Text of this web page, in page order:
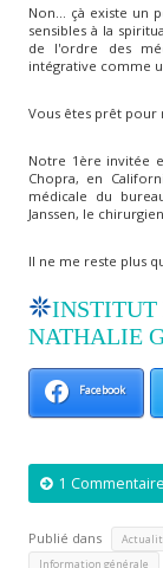
Non... çà existe un
sensibles à la
de l'ordre des
intégrative comme
Vous êtes prêt pour
Notre 1ère invitée
Chopra, en
médicale du
Janssen, le
Il ne me reste plus
INSTITUT
NATHALIE
Facebook
1 Commentaire
Publié dans
Information générale